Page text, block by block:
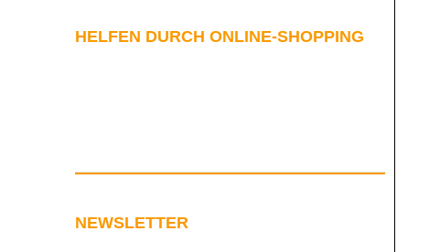
HELFEN DURCH ONLINE-SHOPPING
NEWSLETTER